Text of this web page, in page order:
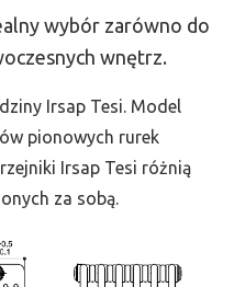
wybór zarówno do
wnętrz.
Irsap Tesi. Model
pionowych rurek
Irsap Tesi różnią
za sobą.